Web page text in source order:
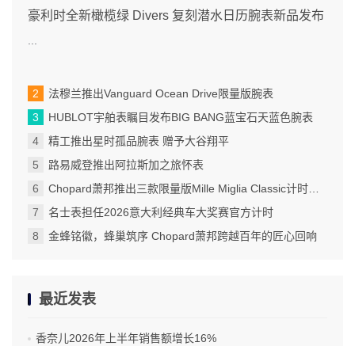
豪利时全新橄榄绿 Divers 复刻潜水日历腕表新品发布
法穆兰推出Vanguard Ocean Drive限量版腕表
HUBLOT宇舶表瞩目发布BIG BANG蓝宝石天蓝色腕表
精工推出星时孤品腕表 赠予大谷翔平
路易威登推出阿拉斯加之旅怀表
Chopard萧邦推出三款限量版Mille Miglia Classic计时码表
名士表担任2026意大利经典车大奖赛官方计时
金蜂铭徽，蜂巢筑序 Chopard萧邦跨越百年的匠心回响
最近发表
香奈儿2026年上半年销售额增长16%